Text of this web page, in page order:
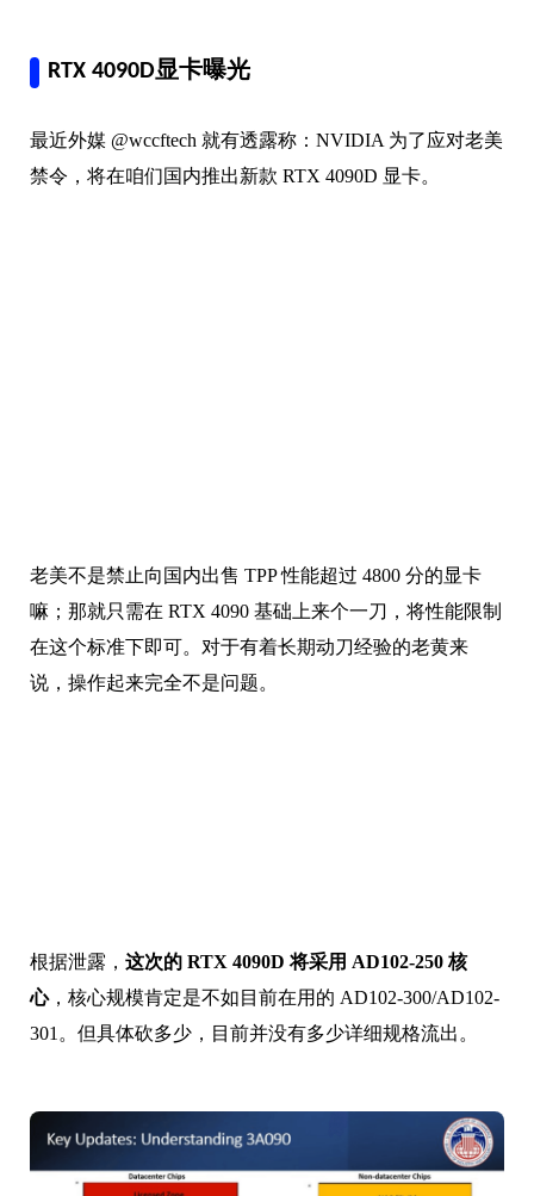
RTX 4090D显卡曝光
最近外媒 @wccftech 就有透露称：NVIDIA 为了应对老美
禁令，将在咱们国内推出新款 RTX 4090D 显卡。
老美不是禁止向国内出售 TPP 性能超过 4800 分的显卡
嘛；那就只需在 RTX 4090 基础上来个一刀，将性能限制
在这个标准下即可。对于有着长期动刀经验的老黄来
说，操作起来完全不是问题。
根据泄露， 这次的 RTX 4090D 将采用 AD102-250 核
心，核心规模肯定是不如目前在用的 AD102-300/AD102-
301。但具体砍多少，目前并没有多少详细规格流出。